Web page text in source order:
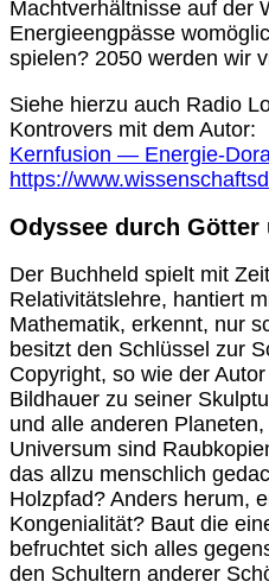
Machtverhältnisse auf der
Energieengpässe
spielen? 2050 werden wir
Siehe hierzu auch Radio
Kontrovers mit dem Autor:
Kernfusion — Energie-
https://
Odyssee durch Götter
Der Buchheld spielt mit
Relativitätslehre, hantiert
Mathematik, erkennt, nur
besitzt den Schlüssel zur
Copyright, so wie der
Bildhauer zu seiner
und alle anderen
Universum sind
das allzu menschlich
Holzpfad? Anders herum,
Kongenialität? Baut die
befruchtet sich alles
den Schultern anderer